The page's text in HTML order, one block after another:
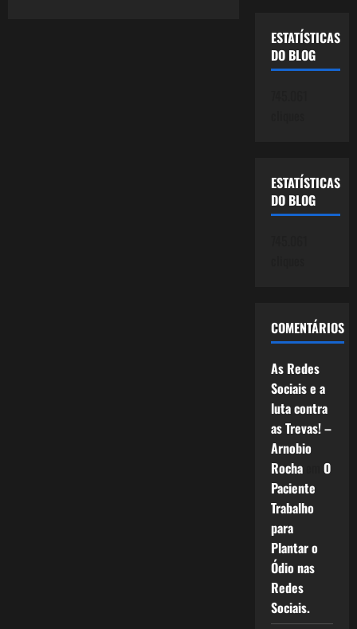
ESTATÍSTICAS
DO BLOG
ESTATÍSTICAS
DO BLOG
COMENTÁRIOS
As Redes
Sociais e a
luta contra
as Trevas! –
Arnobio
Rochaem O
Paciente
Trabalho
para
Plantar o
Ódio nas
Redes
Sociais.